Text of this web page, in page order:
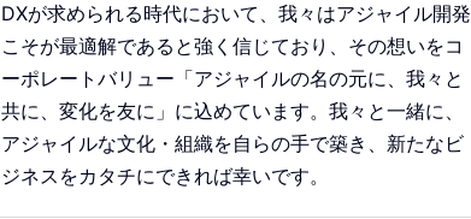
DXが求められる時代において、我々はアジャイル開発
こそが最適解であると強く信じており、その想いをコ
ーポレートバリュー「アジャイルの名の元に、我々と
共に、変化を友に」に込めています。我々と一緒に、
アジャイルな文化・組織を自らの手で築き、新たなビ
ジネスをカタチにできれば幸いです。